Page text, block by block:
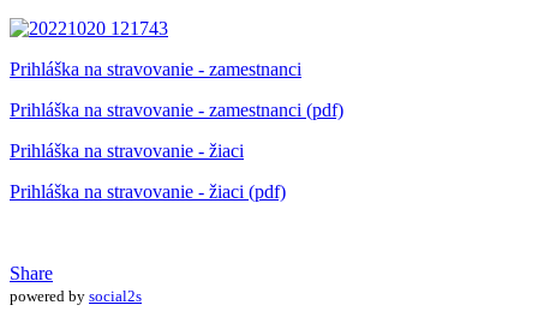
Prihláška na stravovanie - zamestnanci
Prihláška na stravovanie - zamestnanci (pdf)
Prihláška na stravovanie - žiaci
Prihláška na stravovanie - žiaci (pdf)
Share
powered by social2s